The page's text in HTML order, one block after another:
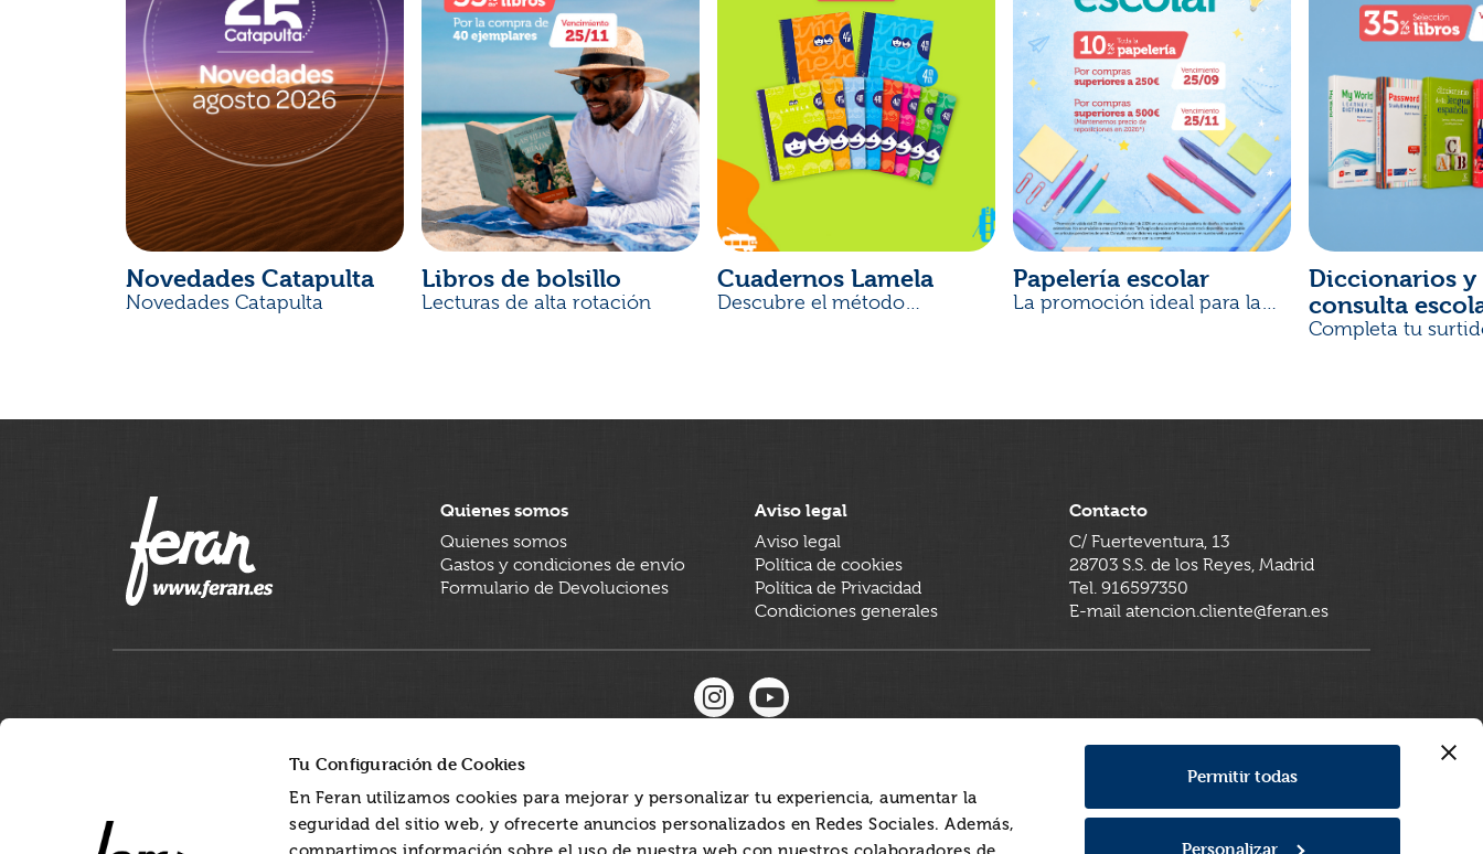
Tu Configuración de Cookies
En Feran utilizamos cookies para mejorar y personalizar tu experiencia, aumentar la
seguridad del sitio web, y ofrecerte anuncios personalizados en Redes Sociales. Además,
Permitir todas
Personalizar
Novedades Catapulta
Novedades Catapulta
Libros de bolsillo
Lecturas de alta rotación
Cuadernos Lamela
Descubre el método
Papelería escolar
La promoción ideal para la
Diccionarios y
consulta
Completa tu
Quienes somos
Quienes somos
Gastos y condiciones de envío
Formulario de Devoluciones
Aviso legal
Aviso legal
Política de cookies
Política de Privacidad
Condiciones generales
Contacto
C/ Fuerteventura, 13
28703 S.S. de los Reyes, Madrid
Tel. 916597350
E-mail atencion.cliente@feran.es